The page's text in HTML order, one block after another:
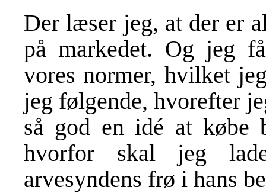
Der læser jeg, at der er
på markedet. Og jeg
vores normer, hvilket
jeg følgende, hvorefter
så god en idé at købe
hvorfor skal jeg
arvesyndens frø i hans